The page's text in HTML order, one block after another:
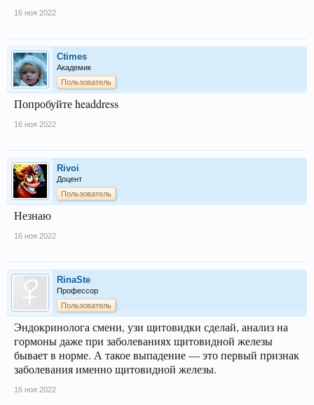
16 ноя 2022
Ctimes
Академик
Пользователь
Попробуйте headdress
16 ноя 2022
Rivoi
Доцент
Пользователь
Незнаю
16 ноя 2022
RinaSte
Профессор
Пользователь
Эндокринолога смени, узи щитовидки сделай, анализ на
гормоны даже при заболеваниях щитовидной железы
бывает в норме. А такое выпадение — это первый признак
заболевания именно щитовидной железы.
16 ноя 2022